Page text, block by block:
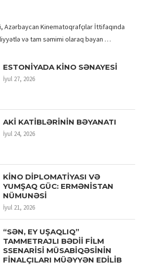
Azərbaycan Kinematoqrafçılar İttifaqında
və tam səmimi olaraq bəyan …
ESTONİYADA KİNO SƏNAYESİ
İyul 27, 2026
AKİ KATİBLƏRİNİN BƏYANATI
İyul 24, 2026
KİNO DİPLOMATİYASI VƏ
YUMŞAQ GÜC: ERMƏNİSTAN
NÜMUNƏSİ
İyul 21, 2026
“SƏN, EY UŞAQLIQ”
TAMMETRAJLI BƏDİİ FİLM
SSENARİSİ MÜSABİQƏSİNİN
FİNALÇILARI MÜƏYYƏN EDİLİB